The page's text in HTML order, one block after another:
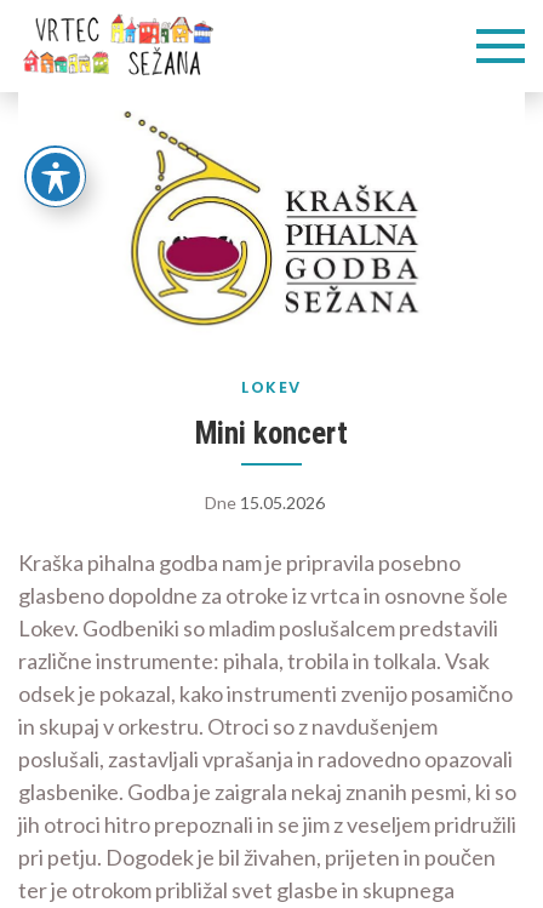
Skip
content
Veliko pogumnih
LOKEV
Mini koncert
Dne 15.05.2026
Kraška pihalna godba nam je pripravila posebno
glasbeno dopoldne za otroke iz vrtca in osnovne šole
Lokev. Godbeniki so mladim poslušalcem predstavili
različne instrumente: pihala, trobila in tolkala. Vsak
odsek je pokazal, kako instrumenti zvenijo posamično
in skupaj v orkestru. Otroci so z navdušenjem
poslušali, zastavljali vprašanja in radovedno opazovali
glasbenike. Godba je zaigrala nekaj znanih pesmi, ki so
jih otroci hitro prepoznali in se jim z veseljem pridružili
pri petju. Dogodek je bil živahen, prijeten in poučen
ter je otrokom približal svet glasbe in skupnega